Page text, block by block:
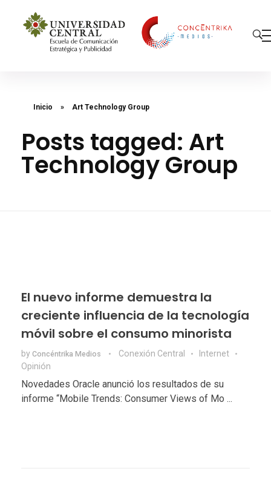
Inicio » Art Technology Group
Posts tagged: Art
Technology Group
El nuevo informe demuestra la
creciente influencia de la tecnología
móvil sobre el consumo minorista
by Concéntrika Medios Conexión Central
Internet
Opinión
Novedades Oracle anunció los resultados de su
informe “Mobile Trends: Consumer Views of Mo ...